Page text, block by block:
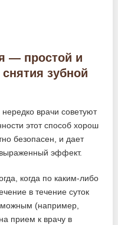
— простой и
зубной
врачи советуют
этот способ хорош
безопасен, и дает
эффект.
когда по каким-либо
в течение суток
(например,
прием к врачу в